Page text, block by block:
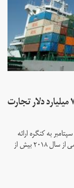
گزارش دولت آمریکا به کنگره: تحریم‌ها ۷۰ میلیارد دلار تجارت
به کنگره ارائه
شد، تحریم‌های دولت دونالد ترامپ علیه جمهوری اسلامی از سال ۲۰۱۸ بیش از